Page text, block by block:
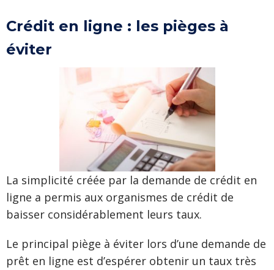
Crédit en ligne : les pièges à
éviter
La simplicité créée par la demande de crédit en
ligne a permis aux organismes de crédit de
baisser considérablement leurs taux.
Le principal piège à éviter lors d’une demande de
prêt en ligne est d’espérer obtenir un taux très